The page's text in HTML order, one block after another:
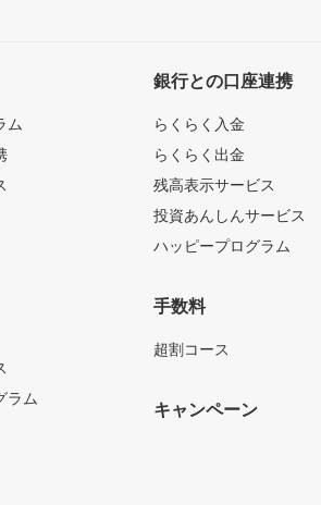
ム
ラム
銀行との口座連携
らくらく入金
らくらく出金
残高表示サービス
投資あんしんサービス
ハッピープログラム
手数料
超割コース
キャンペーン